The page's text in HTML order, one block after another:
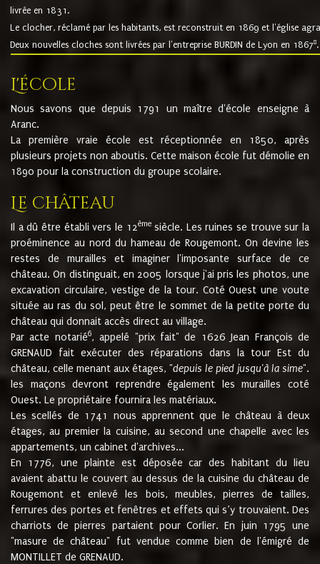
livrée en 1831.
Le clocher, réclamé par les habitants, est reconstruit en 1869 et l'église
Deux nouvelles cloches sont livrées par l'entreprise BURDIN de Lyon en 18678.
L'école
Nous savons que depuis 1791 un maître d'école enseigne à
Aranc.
La première vraie école est réceptionnée en 1850, après
plusieurs projets non aboutis. Cette maison école fut démolie en
1890 pour la construction du groupe scolaire.
Le château
Il a dû être établi vers le 12èmesiècle. Les ruines se trouve sur la
proéminence au nord du hameau de Rougemont. On devine les
restes de murailles et imaginer l'imposante surface de ce
château. On distinguait, en 2005 lorsque j'ai pris les photos, une
excavation circulaire, vestige de la tour. Coté Ouest une voute
située au ras du sol, peut être le sommet de la petite porte du
château qui donnait accès direct au village.
Par acte notarié6, appelé "prix fait" de 1626 Jean François de
GRENAUD fait exécuter des réparations dans la tour Est du
château, celle menant aux étages, "depuis le pied jusqu'à la sime".
les maçons devront reprendre également les murailles coté
Ouest. Le propriétaire fournira les matériaux.
Les scellés de 1741 nous apprennent que le château à deux
étages, au premier la cuisine, au second une chapelle avec les
appartements, un cabinet d'archives...
En 1776, une plainte est déposée car des habitant du lieu
avaient abattu le couvert au dessus de la cuisine du château de
Rougemont et enlevé les bois, meubles, pierres de tailles,
ferrures des portes et fenêtres et effets qui s’y trouvaient. Des
charriots de pierres partaient pour Corlier. En juin 1795 une
"masure de château" fut vendue comme bien de l'émigré de
MONTILLET de GRENAUD.